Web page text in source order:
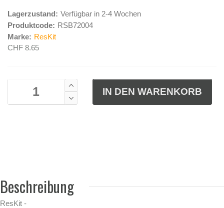
Lagerzustand: Verfügbar in 2-4 Wochen
Produktcode: RSB72004
Marke: ResKit
CHF 8.65
Beschreibung
ResKit -